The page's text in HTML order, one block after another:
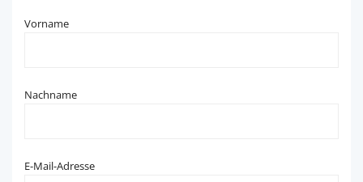
Vorname
Nachname
E-Mail-Adresse